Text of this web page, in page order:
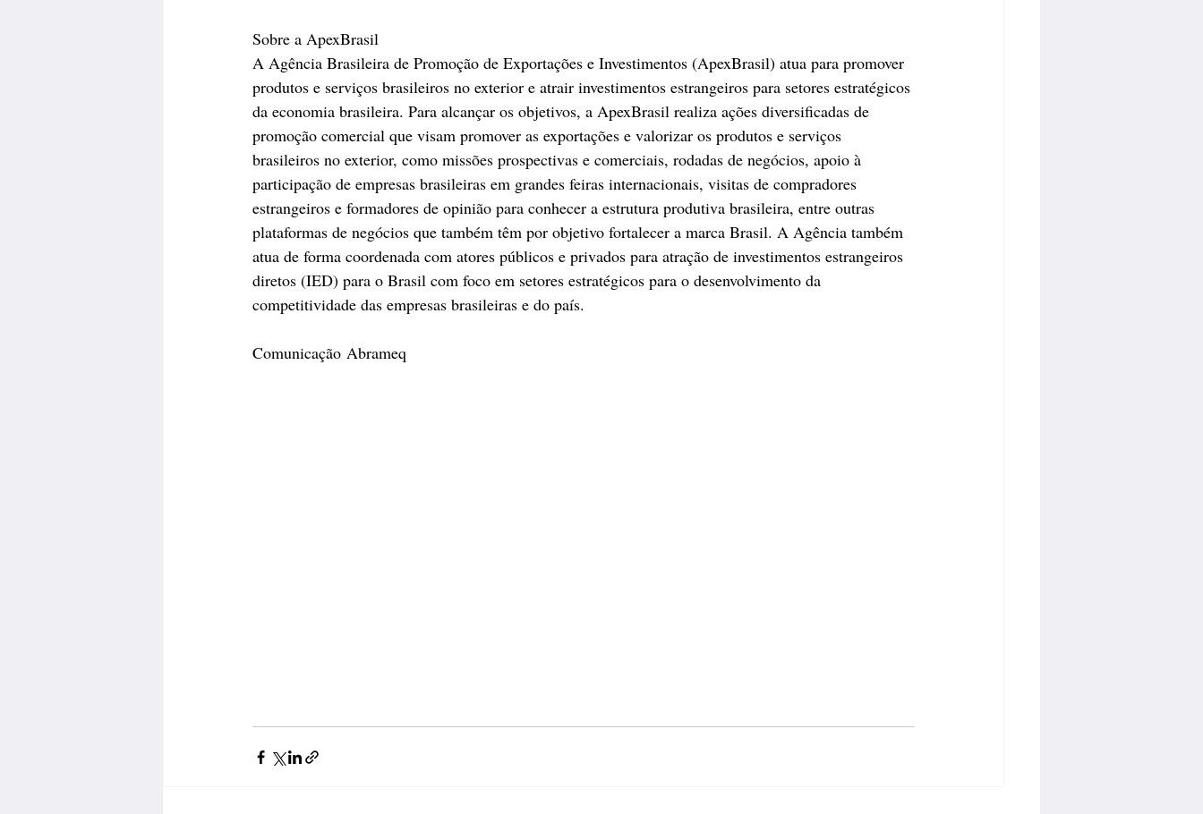
Sobre a ApexBrasil
A Agência Brasileira de Promoção de Exportações e Investimentos (ApexBrasil) atua para promover
produtos e serviços brasileiros no exterior e atrair investimentos estrangeiros para setores estratégicos
da economia brasileira. Para alcançar os objetivos, a ApexBrasil realiza ações diversificadas de
promoção comercial que visam promover as exportações e valorizar os produtos e serviços
brasileiros no exterior, como missões prospectivas e comerciais, rodadas de negócios, apoio à
participação de empresas brasileiras em grandes feiras internacionais, visitas de compradores
estrangeiros e formadores de opinião para conhecer a estrutura produtiva brasileira, entre outras
plataformas de negócios que também têm por objetivo fortalecer a marca Brasil. A Agência também
atua de forma coordenada com atores públicos e privados para atração de investimentos estrangeiros
diretos (IED) para o Brasil com foco em setores estratégicos para o desenvolvimento da
competitividade das empresas brasileiras e do país.
Comunicação Abrameq